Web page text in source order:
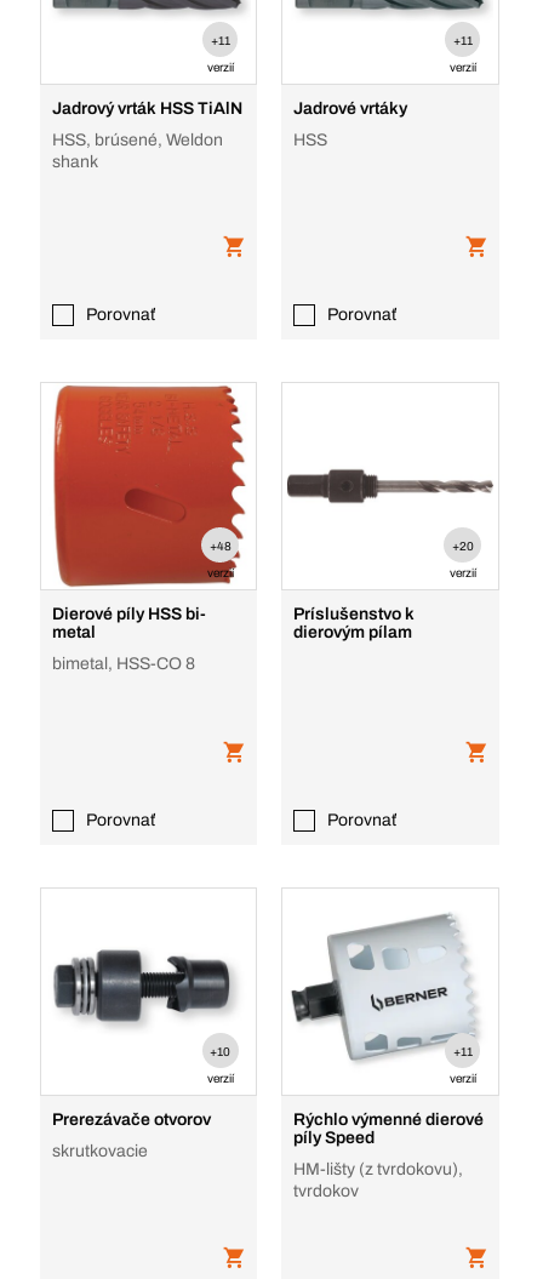
+11
verzií
Jadrový vrták HSS TiAlN
HSS, brúsené, Weldon
shank
Porovnať
+11
verzií
Jadrové vrtáky
HSS
Porovnať
+48
verzií
Dierové píly HSS bi-
metal
bimetal, HSS-CO 8
Porovnať
+20
verzií
Príslušenstvo k
dierovým pílam
Porovnať
+10
verzií
Prerezávače otvorov
skrutkovacie
+11
verzií
Rýchlo výmenné dierové
píly Speed
HM-lišty (z tvrdokovu),
tvrdokov